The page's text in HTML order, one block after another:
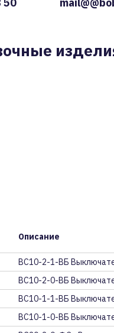
Описание
ВС10-2-1-ВБ
ВС10-2-0-ВБ
ВС10-1-1-ВБ
ВС10-1-0-ВБ